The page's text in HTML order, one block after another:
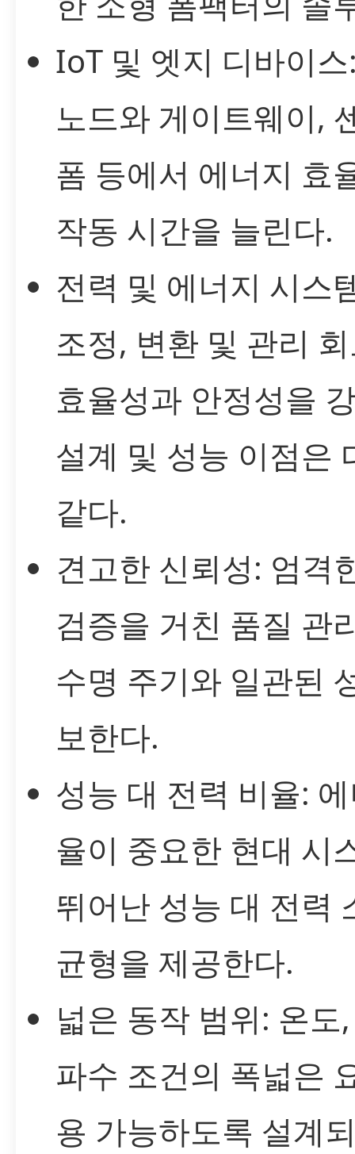
IoT 및 엣지 디바이
노드와 게이트웨이,
폼 등에서 에너지 효
작동 시간을 늘린다.
전력 및 에너지 시스
조정, 변환 및 관리
효율성과 안정성을
설계 및 성능 이점은
같다.
견고한 신뢰성: 엄격
검증을 거친 품질 관
수명 주기와 일관된
보한다.
성능 대 전력 비율:
율이 중요한 현대 시
뛰어난 성능 대 전력
균형을 제공한다.
넓은 동작 범위: 온도
파수 조건의 폭넓은
용 가능하도록 설계